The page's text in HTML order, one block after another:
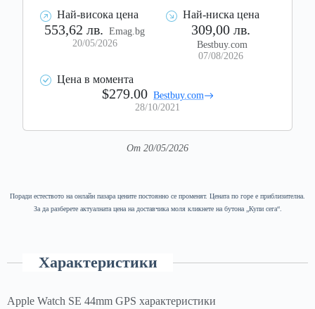
Най-висока цена
553,62 лв. Emag.bg
20/05/2026
Най-ниска цена
309,00 лв.
Bestbuy.com
07/08/2026
Цена в момента
$279.00 Bestbuy.com
28/10/2021
От 20/05/2026
Поради естеството на онлайн пазара цените постоянно се променят. Цената по горе е приблизителна.
За да разберете актуалната цена на доставчика моля кликнете на бутона „Купи сега“.
Характеристики
Apple Watch SE 44mm GPS характеристики